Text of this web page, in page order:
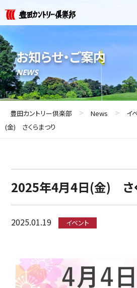
お知らせ・ご案内
NEWS
豊田カントリー倶楽部 > News > イ
(金) さくらまつり
2025年4月4日(金) さ
2025.01.19 イベント